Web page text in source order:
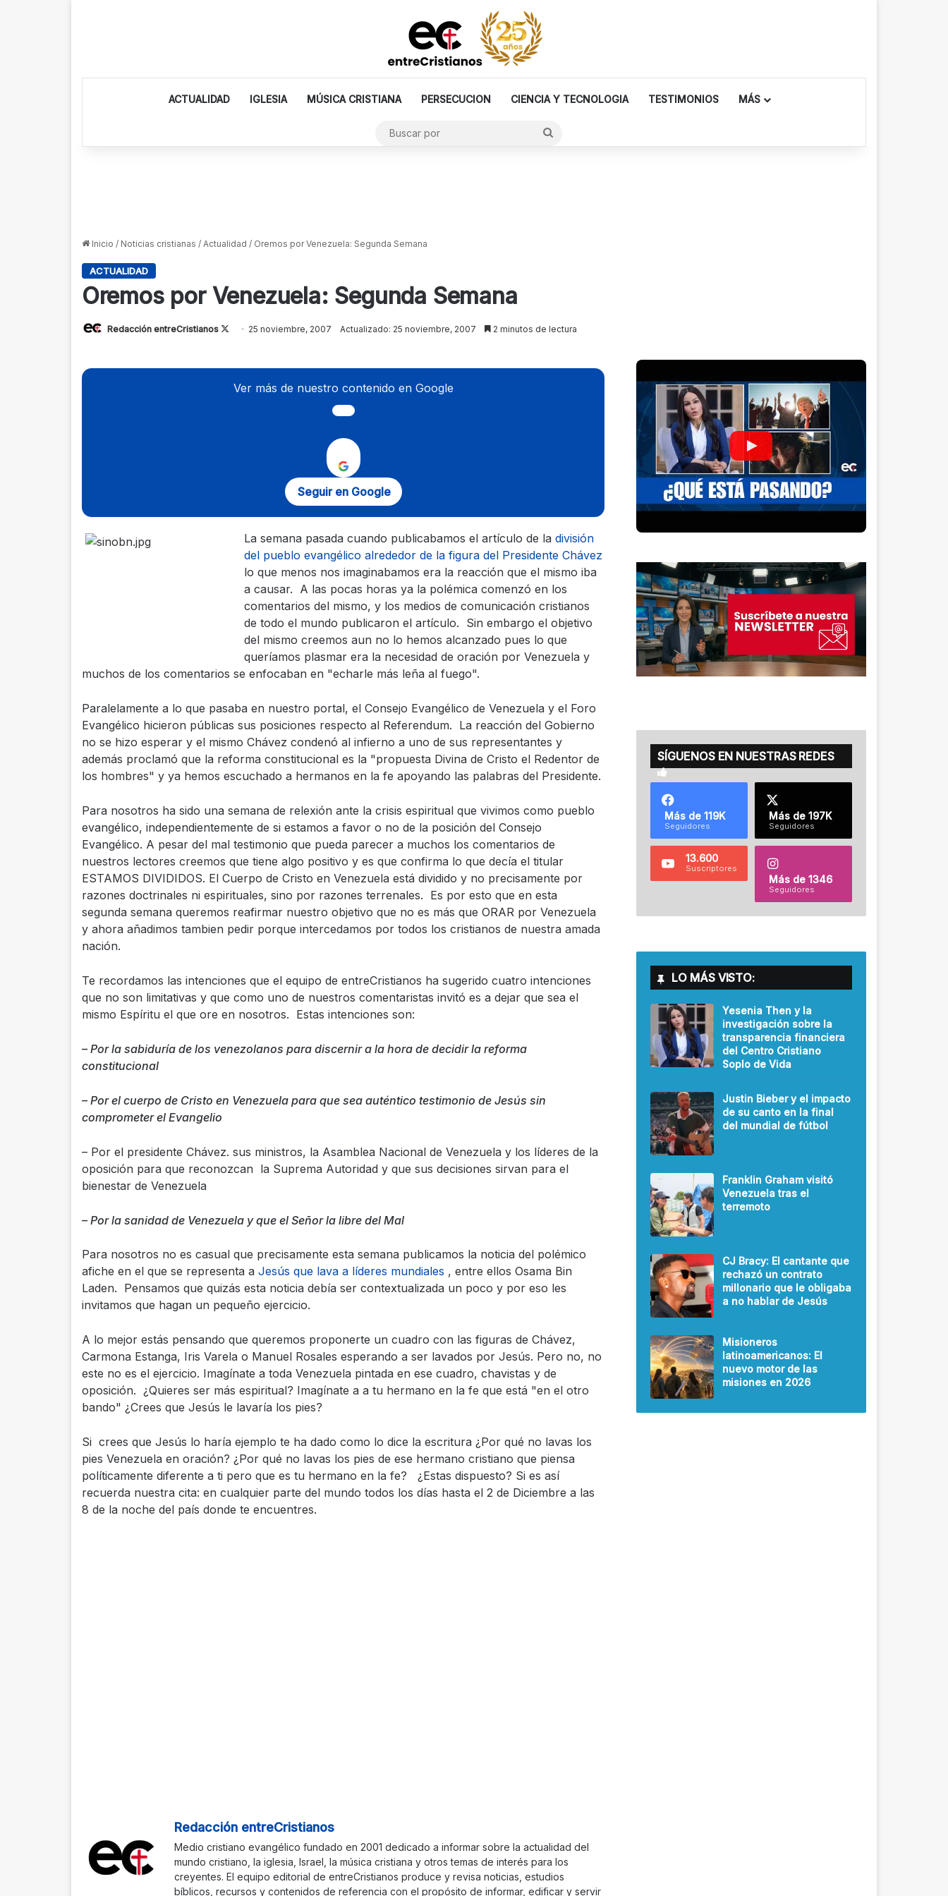
ACTUALIDAD IGLESIA MÚSICA CRISTIANA PERSECUCION CIENCIA Y TECNOLOGIA TESTIMONIOS MÁS
Inicio / Noticias cristianas / Actualidad / Oremos por Venezuela: Segunda Semana
ACTUALIDAD
Oremos por Venezuela: Segunda Semana
Redacción entreCristianos
Follow25 noviembre, 2007 Actualizado: 25 noviembre, 2007 2 minutos de lectura
Ver más de nuestro contenido en Google
Seguir en Google
La semana pasada cuando publicabamos el artículo de la división
del pueblo evangélico alrededor de la figura del Presidente Chávez
lo que menos nos imaginabamos era la reacción que el mismo iba
a causar. A las pocas horas ya la polémica comenzó en los
comentarios del mismo, y los medios de comunicación cristianos
de todo el mundo publicaron el artículo. Sin embargo el objetivo
del mismo creemos aun no lo hemos alcanzado pues lo que
queríamos plasmar era la necesidad de oración por Venezuela y
muchos de los comentarios se enfocaban en "echarle más leña al fuego".
Paralelamente a lo que pasaba en nuestro portal, el Consejo Evangélico de Venezuela y el Foro
Evangélico hicieron públicas sus posiciones respecto al Referendum. La reacción del Gobierno
no se hizo esperar y el mismo Chávez condenó al infierno a uno de sus representantes y
además proclamó que la reforma constitucional es la "propuesta Divina de Cristo el Redentor de
los hombres" y ya hemos escuchado a hermanos en la fe apoyando las palabras del Presidente.
Para nosotros ha sido una semana de relexión ante la crisis espiritual que vivimos como pueblo
evangélico, independientemente de si estamos a favor o no de la posición del Consejo
Evangélico. A pesar del mal testimonio que pueda parecer a muchos los comentarios de
nuestros lectores creemos que tiene algo positivo y es que confirma lo que decía el titular
ESTAMOS DIVIDIDOS. El Cuerpo de Cristo en Venezuela está dividido y no precisamente por
razones doctrinales ni espirituales, sino por razones terrenales. Es por esto que en esta
segunda semana queremos reafirmar nuestro objetivo que no es más que ORAR por Venezuela
y ahora añadimos tambien pedir porque intercedamos por todos los cristianos de nuestra amada
nación.
Te recordamos las intenciones que el equipo de entreCristianos ha sugerido cuatro intenciones
que no son limitativas y que como uno de nuestros comentaristas invitó es a dejar que sea el
mismo Espíritu el que ore en nosotros. Estas intenciones son:
– Por la sabiduría de los venezolanos para discernir a la hora de decidir la reforma
constitucional
– Por el cuerpo de Cristo en Venezuela para que sea auténtico testimonio de Jesús sin
comprometer el Evangelio
– Por el presidente Chávez. sus ministros, la Asamblea Nacional de Venezuela y los líderes de la
oposición para que reconozcan la Suprema Autoridad y que sus decisiones sirvan para el
bienestar de Venezuela
– Por la sanidad de Venezuela y que el Señor la libre del Mal
Para nosotros no es casual que precisamente esta semana publicamos la noticia del polémico
afiche en el que se representa a Jesús que lava a líderes mundiales , entre ellos Osama Bin
Laden. Pensamos que quizás esta noticia debía ser contextualizada un poco y por eso les
invitamos que hagan un pequeño ejercicio.
A lo mejor estás pensando que queremos proponerte un cuadro con las figuras de Chávez,
Carmona Estanga, Iris Varela o Manuel Rosales esperando a ser lavados por Jesús. Pero no, no
este no es el ejercicio. Imagínate a toda Venezuela pintada en ese cuadro, chavistas y de
oposición. ¿Quieres ser más espiritual? Imagínate a a tu hermano en la fe que está "en el otro
bando" ¿Crees que Jesús le lavaría los pies?
Si crees que Jesús lo haría ejemplo te ha dado como lo dice la escritura ¿Por qué no lavas los
pies Venezuela en oración? ¿Por qué no lavas los pies de ese hermano cristiano que piensa
políticamente diferente a ti pero que es tu hermano en la fe? ¿Estas dispuesto? Si es así
recuerda nuestra cita: en cualquier parte del mundo todos los días hasta el 2 de Diciembre a las
8 de la noche del país donde te encuentres.
Redacción entreCristianos
Medio cristiano evangélico fundado en 2001 dedicado a informar sobre la actualidad del
mundo cristiano, la iglesia, Israel, la música cristiana y otros temas de interés para los
creyentes. El equipo editorial de entreCristianos produce y revisa noticias, estudios
bíblicos, recursos y contenidos de referencia con el propósito de informar, edificar y servir
SÍGUENOS EN NUESTRAS REDES
Más de 119K
Seguidores
Más de 197K
Seguidores
13.600
Suscriptores
Más de 1346
Seguidores
LO MÁS VISTO:
Yesenia Then y la
investigación sobre la
transparencia financiera
del Centro Cristiano
Soplo de Vida
Justin Bieber y el impacto
de su canto en la final
del mundial de fútbol
Franklin Graham visitó
Venezuela tras el
terremoto
CJ Bracy: El cantante que
rechazó un contrato
millonario que le obligaba
a no hablar de Jesús
Misioneros
latinoamericanos: El
nuevo motor de las
misiones en 2026